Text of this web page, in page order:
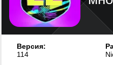
Версия:
114